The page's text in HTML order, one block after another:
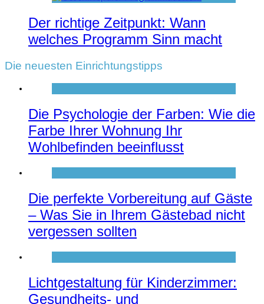
Der richtige Zeitpunkt: Wann
welches Programm Sinn macht
Die neuesten Einrichtungstipps
Die Psychologie der Farben: Wie die
Farbe Ihrer Wohnung Ihr
Wohlbefinden beeinflusst
Die perfekte Vorbereitung auf Gäste
– Was Sie in Ihrem Gästebad nicht
vergessen sollten
Lichtgestaltung für Kinderzimmer:
Gesundheits- und